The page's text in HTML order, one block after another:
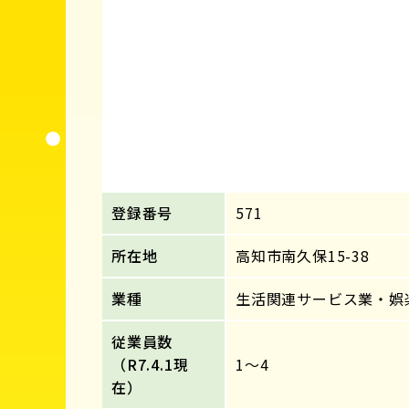
登録番号
571
所在地
高知市南久保15-38
業種
生活関連サービス業・娯
従業員数
（R7.4.1現
在）
1～4